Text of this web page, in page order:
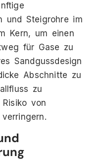
und Steigrohre im
Kern, um einen
für Gase zu
Sandgussdesign
Abschnitte zu
zu
von